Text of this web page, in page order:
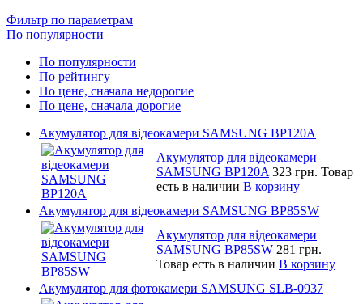
Фильтр по параметрам
По популярности
По популярности
По рейтингу
По цене, сначала недорогие
По цене, сначала дорогие
Акумулятор для відеокамери SAMSUNG BP120A
Акумулятор для відеокамери
SAMSUNG BP120A 323 грн. Товар
есть в наличии В корзину
Акумулятор для відеокамери SAMSUNG BP85SW
Акумулятор для відеокамери
SAMSUNG BP85SW 281 грн.
Товар есть в наличии В корзину
Акумулятор для фотокамери SAMSUNG SLB-0937